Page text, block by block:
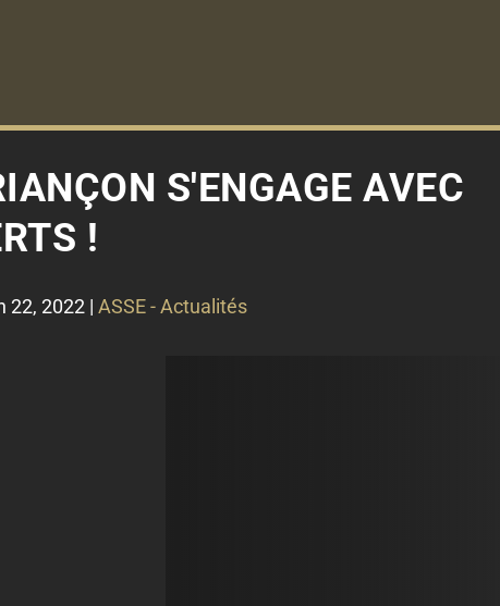
S'ENGAGE AVEC
!
22, 2022| ASSE - Actualités